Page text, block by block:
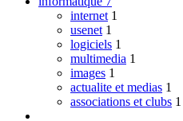
internet 1
usenet 1
logiciels 1
multimedia 1
images 1
actualite et medias 1
associations et clubs 1